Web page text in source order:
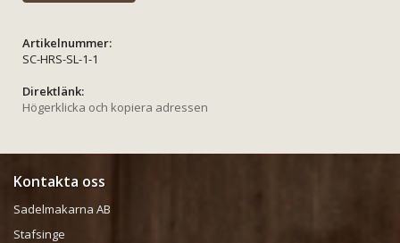
Artikelnummer:
SC-HRS-SL-1-1
Direktlänk:
Högerklicka och kopiera adressen
Kontakta oss
Sadelmakarna AB
Stafsinge